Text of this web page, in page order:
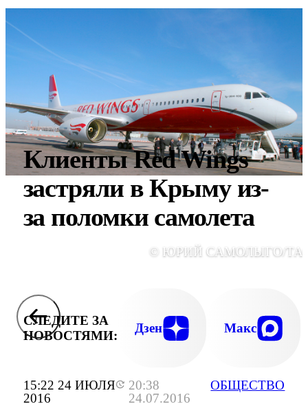
15:22 24 ИЮЛЯ
2016
20:38
24.07.2016
ОБЩЕСТВО
Клиенты Red Wings
застряли в Крыму из-
за поломки самолета
© ЮРИЙ САМОЛЫГО/
СЛЕДИТЕ ЗА
НОВОСТЯМИ:
Дзен Макс